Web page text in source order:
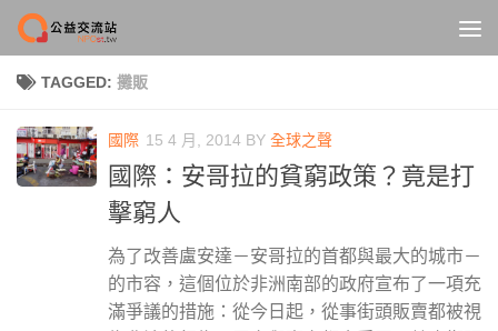
Skip to content
TAGGED: 攤販
國際 15 4 月, 2014 BY 全球之聲
國際：安哥拉的貧窮政策？竟是打
擊窮人
為了改善盧安達－安哥拉的首都與最大的城市－
的市容，這個位於非洲南部的政府宣布了一項充
滿爭議的措施：從今日起，從事街頭販賣都被視